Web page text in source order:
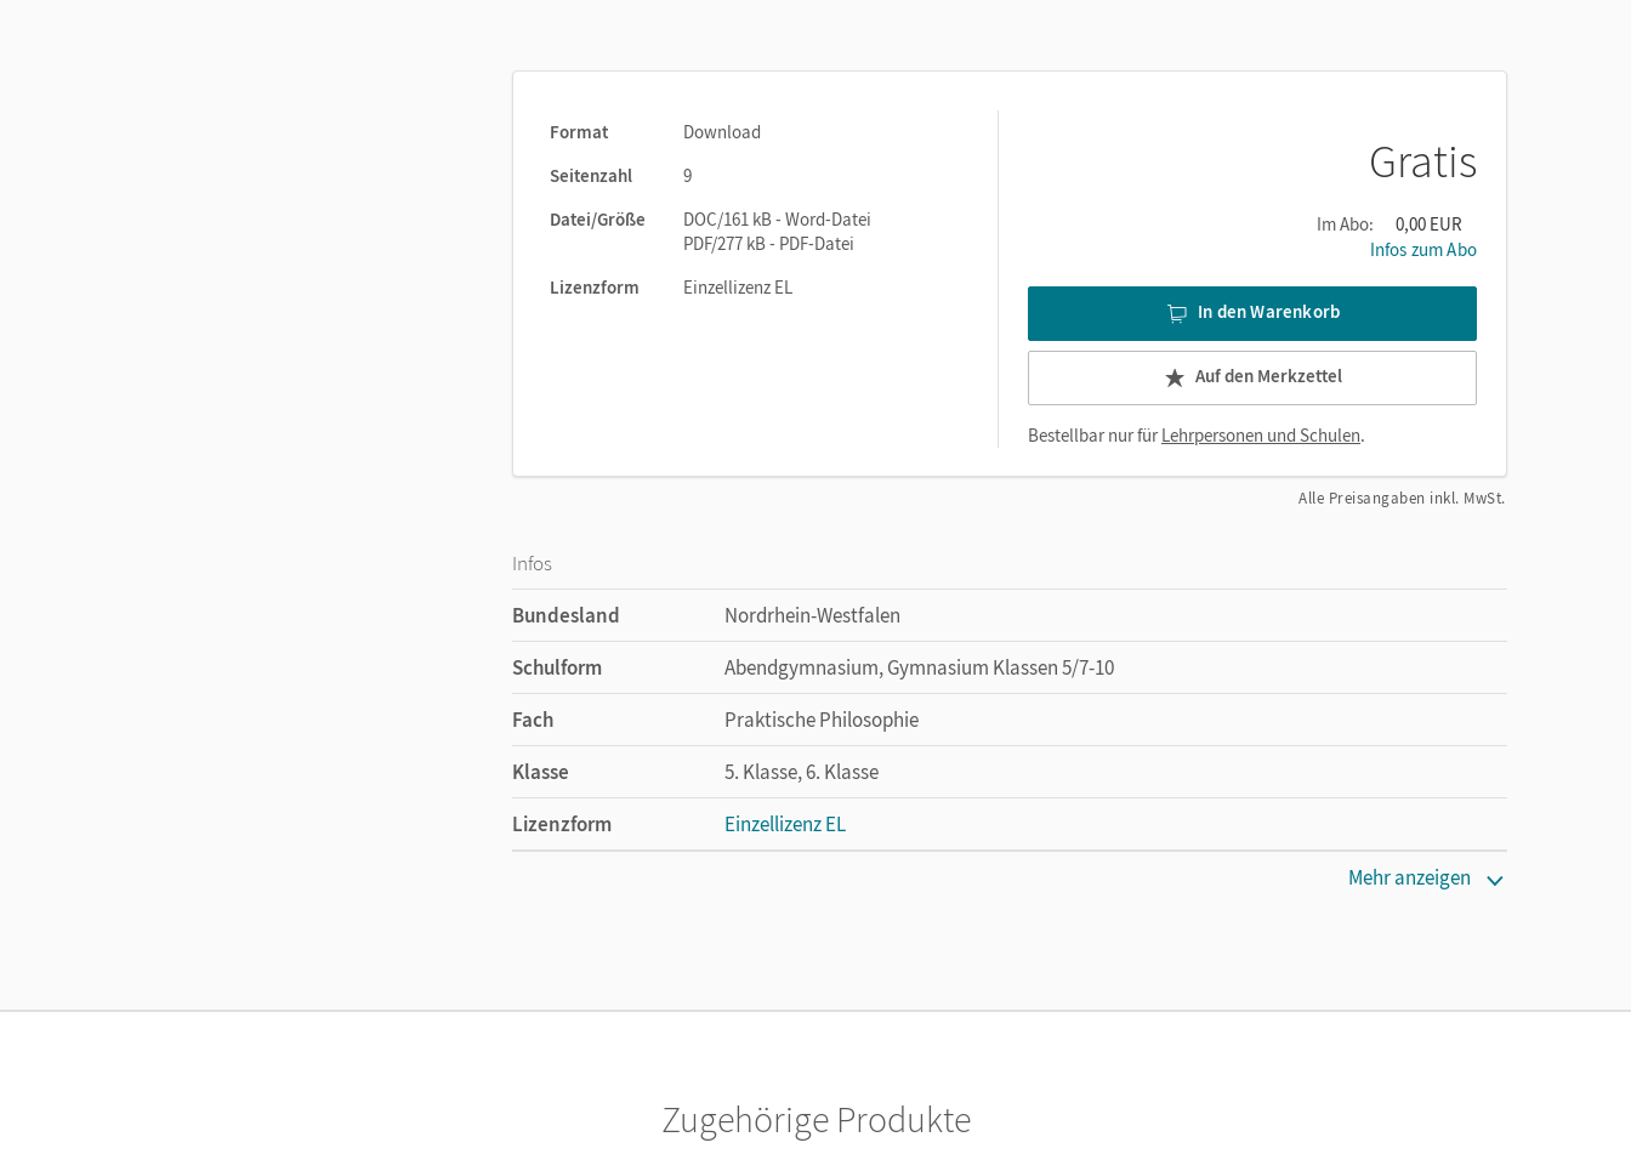
Format
Download
Seitenzahl
9
Datei/Größe
DOC/161 kB - Word-Datei
PDF/277 kB - PDF-Datei
Lizenzform
Einzellizenz EL
Gratis
Im Abo:
0,00 EUR
Infos zum Abo
In den Warenkorb
Auf den Merkzettel
Bestellbar nur fürLehrpersonen und Schulen.
Alle Preisangaben inkl. MwSt.
Infos
Bundesland
Nordrhein-Westfalen
Schulform
Abendgymnasium, Gymnasium Klassen 5/7-10
Fach
Praktische Philosophie
Klasse
5. Klasse, 6. Klasse
Lizenzform
Einzellizenz EL
Mehr anzeigen
Zugehörige Produkte